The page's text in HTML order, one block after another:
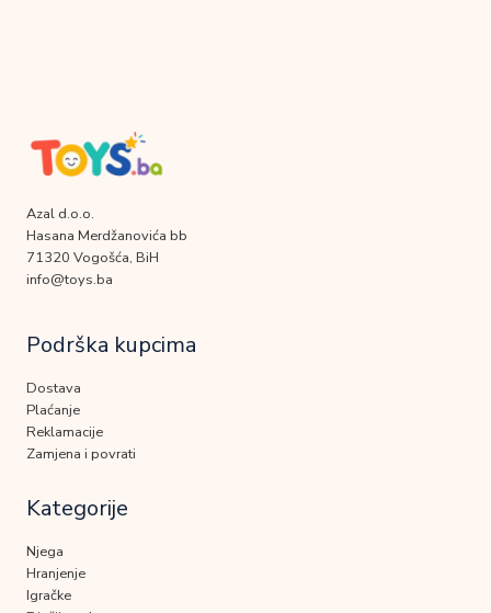
Azal d.o.o.
Hasana Merdžanovića bb
71320 Vogošća, BiH
info@toys.ba
Podrška kupcima
Dostava
Plaćanje
Reklamacije
Zamjena i povrati
Kategorije
Njega
Hranjenje
Igračke